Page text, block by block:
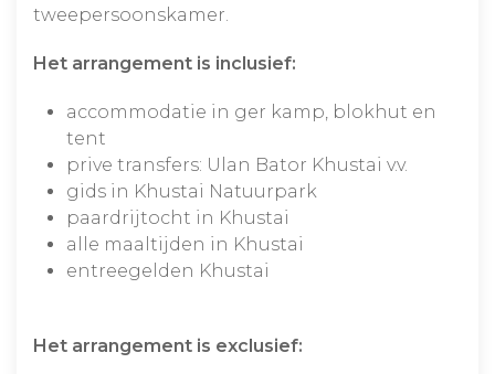
tweepersoonskamer.
Het arrangement is inclusief:
accommodatie in ger kamp, blokhut en
tent
prive transfers: Ulan Bator Khustai v.v.
gids in Khustai Natuurpark
paardrijtocht in Khustai
alle maaltijden in Khustai
entreegelden Khustai
Het arrangement is exclusief: